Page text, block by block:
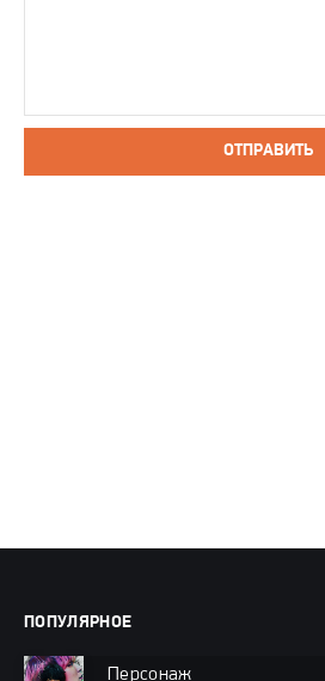
ОТПРАВИТЬ
ПОПУЛЯРНОЕ
Персонаж